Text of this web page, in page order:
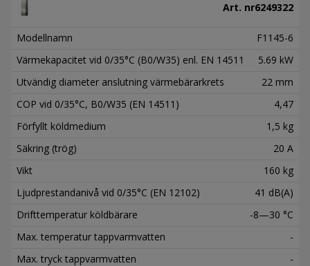
Art. nr6249322
Modellnamn
F1145-6
Värmekapacitet vid 0/35°C (B0/W35) enl. EN 14511
5.69 kW
Utvändig diameter anslutning värmebärarkrets
22 mm
COP vid 0/35°C, B0/W35 (EN 14511)
4,47
Förfyllt köldmedium
1,5 kg
Säkring (trög)
20 A
Vikt
160 kg
Ljudprestandanivå vid 0/35°C (EN 12102)
41 dB(A)
Drifttemperatur köldbärare
-8—30 °C
Max. temperatur tappvarmvatten
-
Max. tryck tappvarmvatten
-